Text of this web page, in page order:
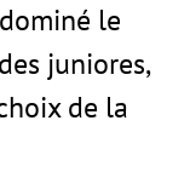
le
juniores,
de la